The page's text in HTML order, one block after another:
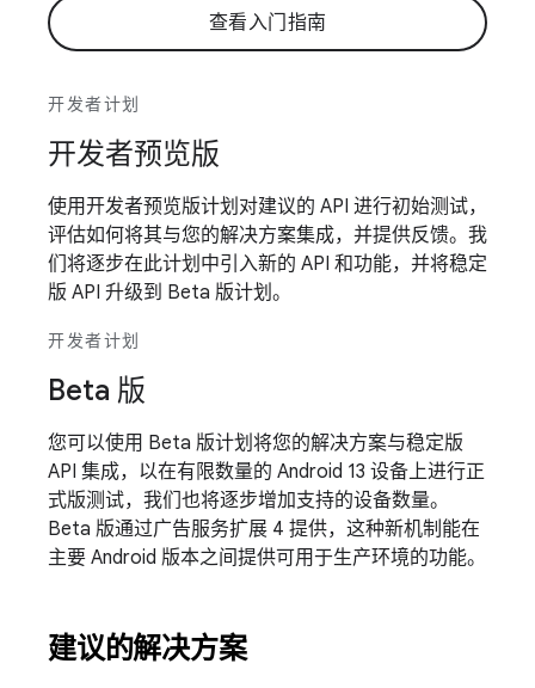
查看入门指南
开发者计划
开发者预览版
使用开发者预览版计划对建议的 API 进行初始测试，
评估如何将其与您的解决方案集成，并提供反馈。我
们将逐步在此计划中引入新的 API 和功能，并将稳定
版 API 升级到 Beta 版计划。
开发者计划
Beta 版
您可以使用 Beta 版计划将您的解决方案与稳定版
API 集成，以在有限数量的 Android 13 设备上进行正
式版测试，我们也将逐步增加支持的设备数量。
Beta 版通过广告服务扩展 4 提供，这种新机制能在
主要 Android 版本之间提供可用于生产环境的功能。
建议的解决方案